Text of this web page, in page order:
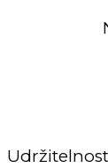
Udržitelnost